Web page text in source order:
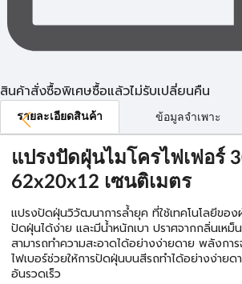
สินค้าสั่งซื้อพิเศษซื้อแล้วไม่รับเปลี่ยนคืน
รายละเอียดสินค้า ข้อมูลจำเพาะ
แปรงปัดฝุ่นไมโครไฟเฟอร์
62x20x12 เซนติเมตร
แปรงปัดฝุ่นวิวัฒนาการล้ำยุค ที่ใช้เทคโนโลยีของผ้
ปัดฝุ่นได้ง่าย และมีน้ำหนักเบา ปราศจากกลิ่นเห
สามารถทำความสะอาดได้อย่างง่ายดาย พลังกา
ไฟเบอร์ช่วยให้การปัดฝุ่นบนสีรถทำได้อย่างง่ายด
อันรวดเร็ว